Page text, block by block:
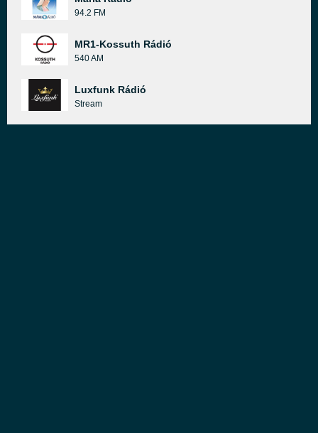
94.2 FM
MR1-Kossuth Rádió
540 AM
Luxfunk Rádió
Stream